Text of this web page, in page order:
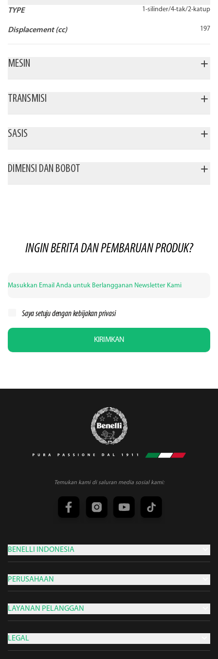
TYPE 1-silinder/4-tak/2-katup
Displacement (cc) 197
MESIN
TRANSMISI
SASIS
DIMENSI DAN BOBOT
INGIN BERITA DAN PEMBARUAN PRODUK?
Saya setuju dengankebijakan privasi
KIRIMKAN
Temukan kami di saluran media sosial kami:
BENELLI INDONESIA
PERUSAHAAN
LAYANAN PELANGGAN
LEGAL